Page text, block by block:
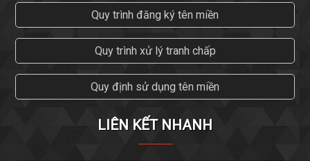
Quy trình đăng ký tên miền
Quy trình xử lý tranh chấp
Quy định sử dụng tên miền
LIÊN KẾT NHANH